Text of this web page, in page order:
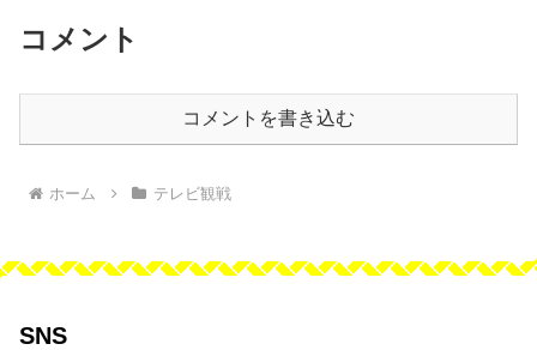
コメント
コメントを書き込む
ホーム テレビ観戦
SNS